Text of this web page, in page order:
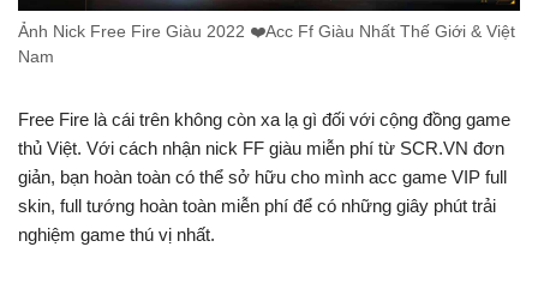
Ảnh Nick Free Fire Giàu 2022 ❤️️Acc Ff Giàu Nhất Thế Giới & Việt
Nam
Free Fire là cái trên không còn xa lạ gì đối với cộng đồng game
thủ Việt. Với cách nhận nick FF giàu miễn phí từ SCR.VN đơn
giản, bạn hoàn toàn có thể sở hữu cho mình acc game VIP full
skin, full tướng hoàn toàn miễn phí để có những giây phút trải
nghiệm game thú vị nhất.